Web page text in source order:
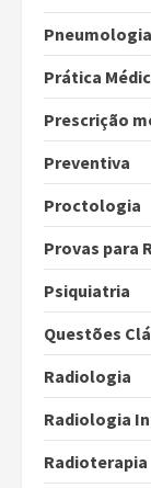
Pneumologia
Prática
Prescrição
Preventiva
Proctologia
Provas para
Psiquiatria
Questões
Radiologia
Radiologia
Radioterapia